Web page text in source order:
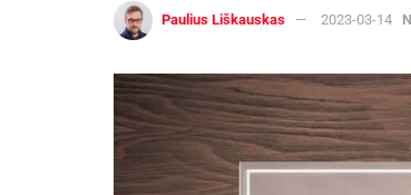
Paulius Liškauskas 2023-03-14